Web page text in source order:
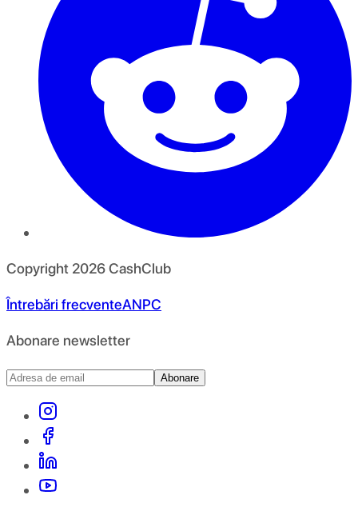
Copyright 2026CashClub
Întrebări frecventeANPC
Abonare newsletter
Abonare